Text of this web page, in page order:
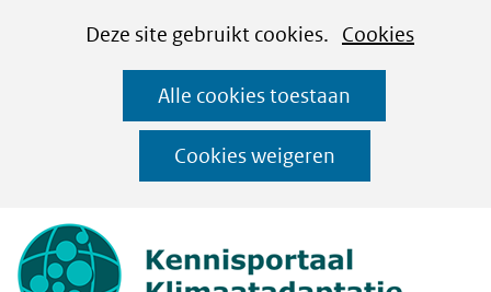
CookiesDeze site gebruikt cookies. Cookies
op
deze
Alle cookies toestaan
Cookies weigeren
Ga
naar
de
inhoud